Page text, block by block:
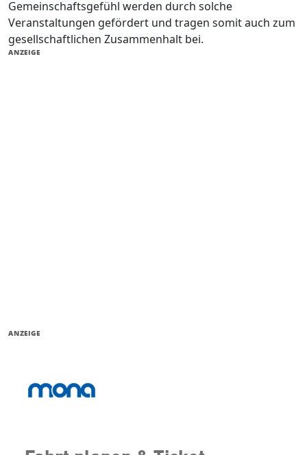
Gemeinschaftsgefühl werden durch solche
Veranstaltungen gefördert und tragen somit auch zum
gesellschaftlichen Zusammenhalt bei.
ANZEIGE
ANZEIGE